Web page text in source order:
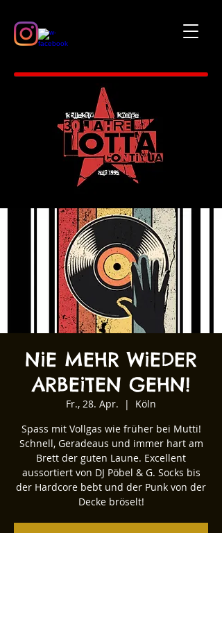
NiE MEHR WiEDER
ARBEiTEN GEHN!
Fr., 28. Apr.
  |
Köln
Spass mit Vollgas wie früher bei Mutti!
Schnell, Geradeaus und immer hart am
Brett der guten Laune. Excellent
aussortiert von DJ Pöbel & G. Socks bis
der Hardcore bebt und der Punk von der
Decke bröselt!